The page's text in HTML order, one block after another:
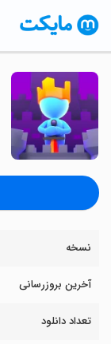
نسخه
آخرین بروزرسانی
تعداد دانلود